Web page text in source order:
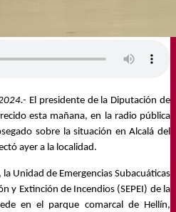
El presidente de la Diputación de
esta mañana,en la radio pública
o sobre la situación en Alcalá del
ayer a la localidad.
Unidad de Emergencias Subacuáticas
y Extinción de Incendios (SEPEI) de la
en el parque comarcal de Hellín,